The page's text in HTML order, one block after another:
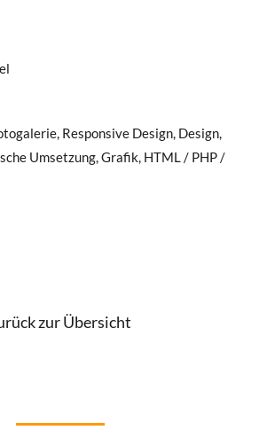
Responsive Design, Design,
Umsetzung, Grafik, HTML / PHP /
zur Übersicht